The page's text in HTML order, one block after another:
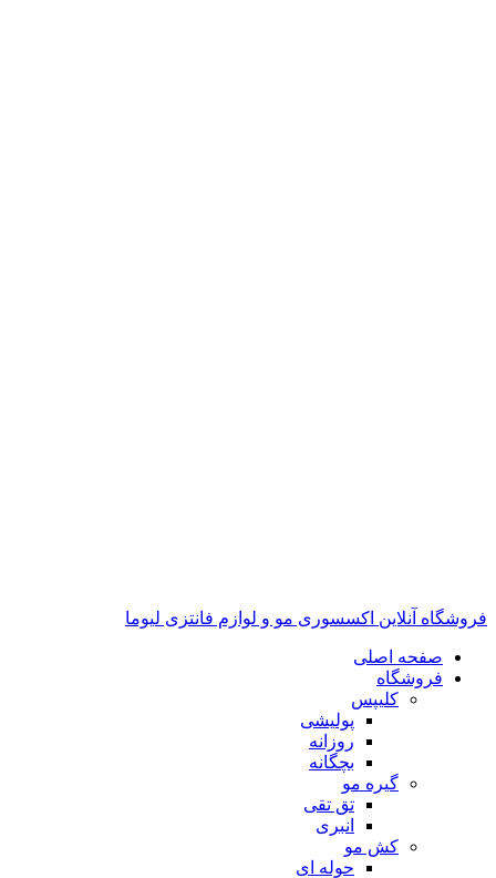
فروشگاه آنلاین اکسسوری مو و لوازم فانتزی لیوما
صفحه اصلی
فروشگاه
کلیپس
پولیشی
روزانه
بچگانه
گیره مو
تق تقی
انبری
کش مو
حوله ای